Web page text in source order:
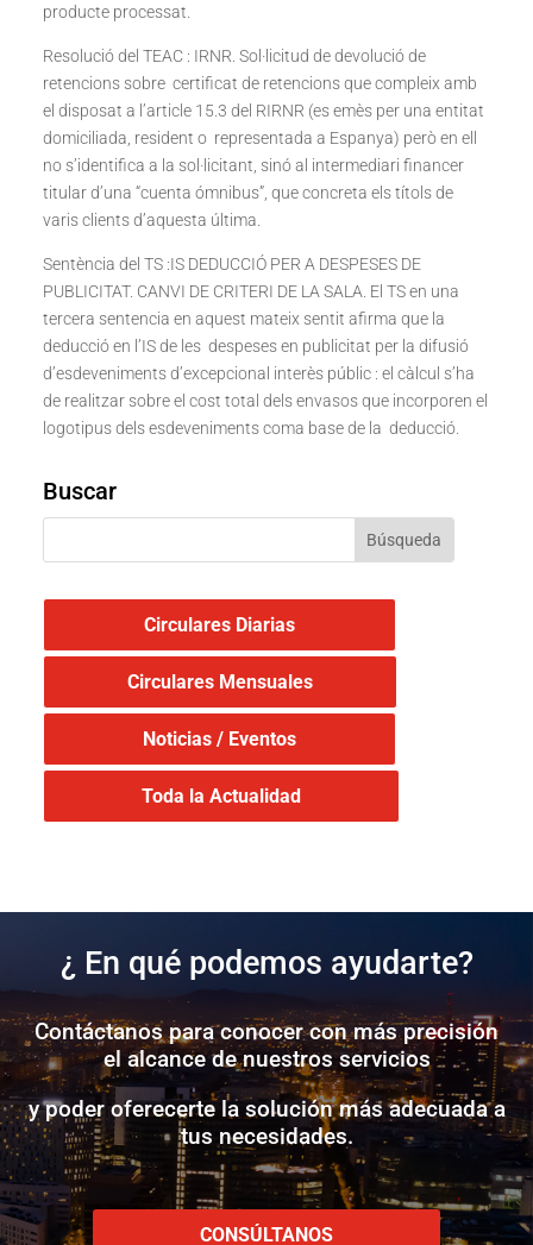
producte processat.
Resolució del TEAC : IRNR. Sol·licitud de devolució de
retencions sobre certificat de retencions que compleix amb
el disposat a l’article 15.3 del RIRNR (es emès per una entitat
domiciliada, resident o representada a Espanya) però en ell
no s’identifica a la sol·licitant, sinó al intermediari financer
titular d’una “cuenta ómnibus”, que concreta els títols de
varis clients d’aquesta última.
Sentència del TS :IS DEDUCCIÓ PER A DESPESES DE
PUBLICITAT. CANVI DE CRITERI DE LA SALA. El TS en una
tercera sentencia en aquest mateix sentit afirma que la
deducció en l’IS de les despeses en publicitat per la difusió
d’esdeveniments d’excepcional interès públic : el càlcul s’ha
de realitzar sobre el cost total dels envasos que incorporen el
logotipus dels esdeveniments coma base de la deducció.
Buscar
Circulares Diarias
Circulares Mensuales
Noticias / Eventos
Toda la Actualidad
¿ En qué podemos ayudarte?
Contáctanos para conocer con más precisión
el alcance de nuestros servicios
y poder oferecerte la solución más adecuada a
tus necesidades.
CONSÚLTANOS